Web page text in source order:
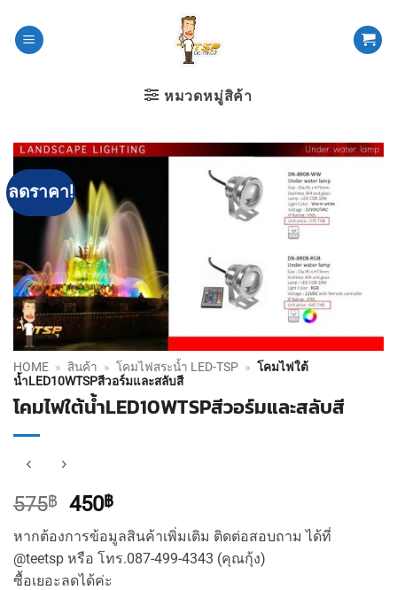
หมวดหมู่สิค้า
ลดราคา!
HOME » สินค้า » โคมไฟสระน้ำ LED-TSP » โคมไฟใต้
น้ำLED10WTSPสีวอร์มและสลับสี
โคมไฟใต้น้ำLED10WTSPสีวอร์มและสลับสี
575฿
Original
price
was:
575฿.
450฿Current
price
is:
450฿.
หากต้องการข้อมูลสินค้าเพิ่มเติม ติดต่อสอบถาม ได้ที่
@teetsp หรือ โทร.087-499-4343 (คุณกุ้ง)
ซื้อเยอะลดได้ค่ะ